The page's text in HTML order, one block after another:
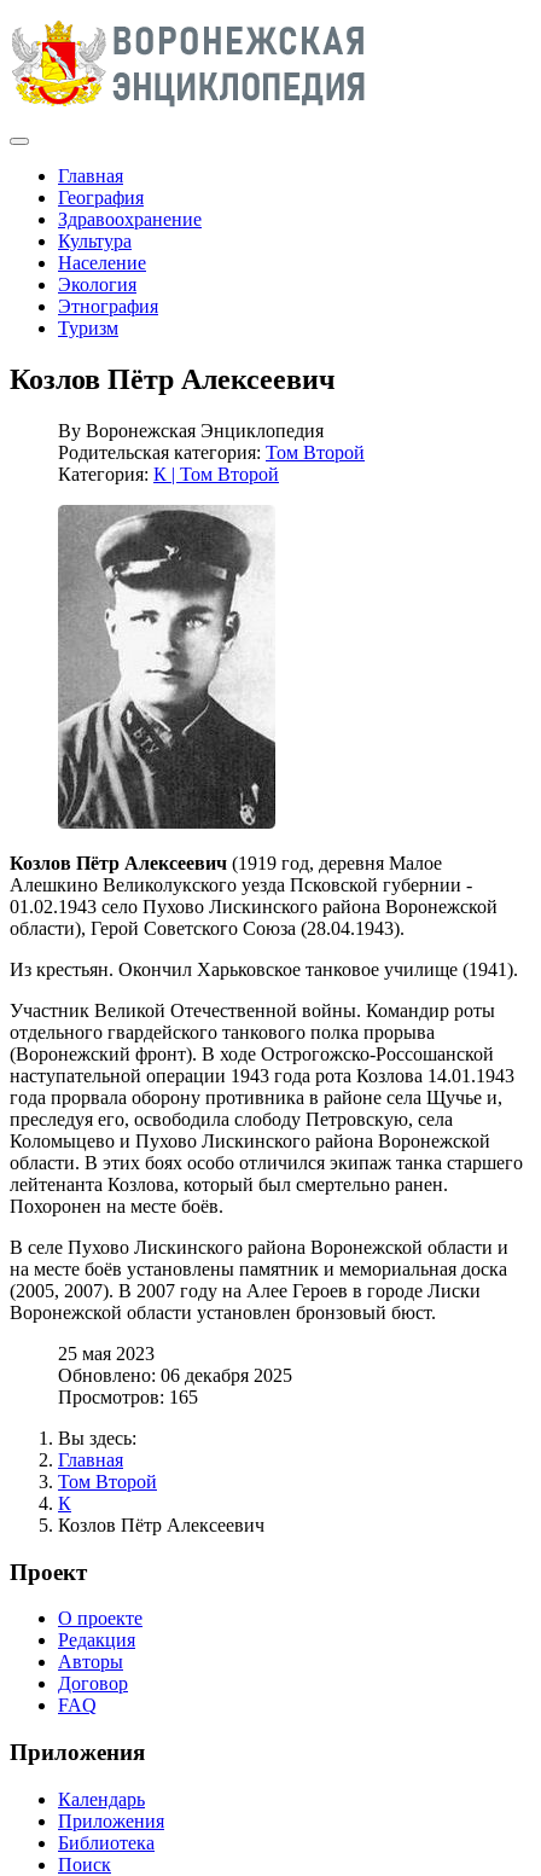
Главная
География
Здравоохранение
Культура
Население
Экология
Этнография
Туризм
Козлов Пётр Алексеевич
By Воронежская Энциклопедия
Родительская категория: Том Второй
Категория: К | Том Второй
Козлов Пётр Алексеевич (1919 год, деревня Малое
Алешкино Великолукского уезда Псковской губернии -
01.02.1943 село Пухово Лискинского района Воронежской
области), Герой Советского Союза (28.04.1943).
Из крестьян. Окончил Харьковское танковое училище (1941).
Участник Великой Отечественной войны. Командир роты
отдельного гвардейского танкового полка прорыва
(Воронежский фронт). В ходе Острогожско-Россошанской
наступательной операции 1943 года рота Козлова 14.01.1943
года прорвала оборону противника в районе села Щучье и,
преследуя его, освободила слободу Петровскую, села
Коломыцево и Пухово Лискинского района Воронежской
области. В этих боях особо отличился экипаж танка старшего
лейтенанта Козлова, который был смертельно ранен.
Похоронен на месте боёв.
В селе Пухово Лискинского района Воронежской области и
на месте боёв установлены памятник и мемориальная доска
(2005, 2007). В 2007 году на Алее Героев в городе Лиски
Воронежской области установлен бронзовый бюст.
25 мая 2023
Обновлено: 06 декабря 2025
Просмотров: 165
Вы здесь:
Главная
Том Второй
К
Козлов Пётр Алексеевич
Проект
О проекте
Редакция
Авторы
Договор
FAQ
Приложения
Календарь
Приложения
Библиотека
Поиск